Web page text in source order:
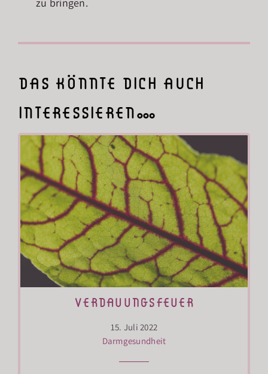
zu bringen.
das könnte dich auch
interessieren…
verdauungsfeuer
15. Juli 2022
Darmgesundheit